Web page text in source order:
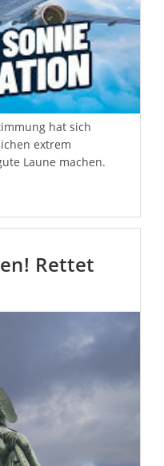
hat sich
extrem
Laune machen.
Rettet